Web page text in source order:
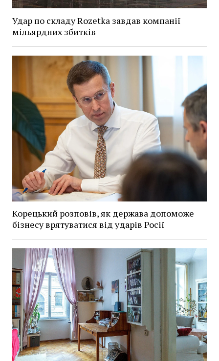
Удар по складу Rozetka завдав компанії
мільярдних збитків
Корецький розповів, як держава допоможе
бізнесу врятуватися від ударів Росії